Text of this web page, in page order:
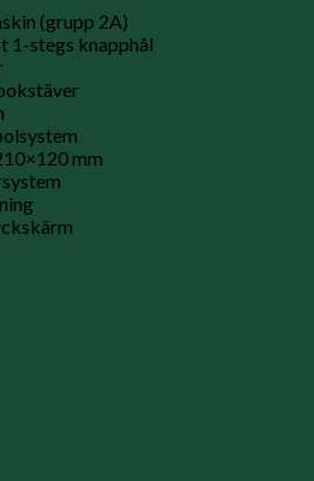
(grupp 2A)
1-stegs knapphål
mm